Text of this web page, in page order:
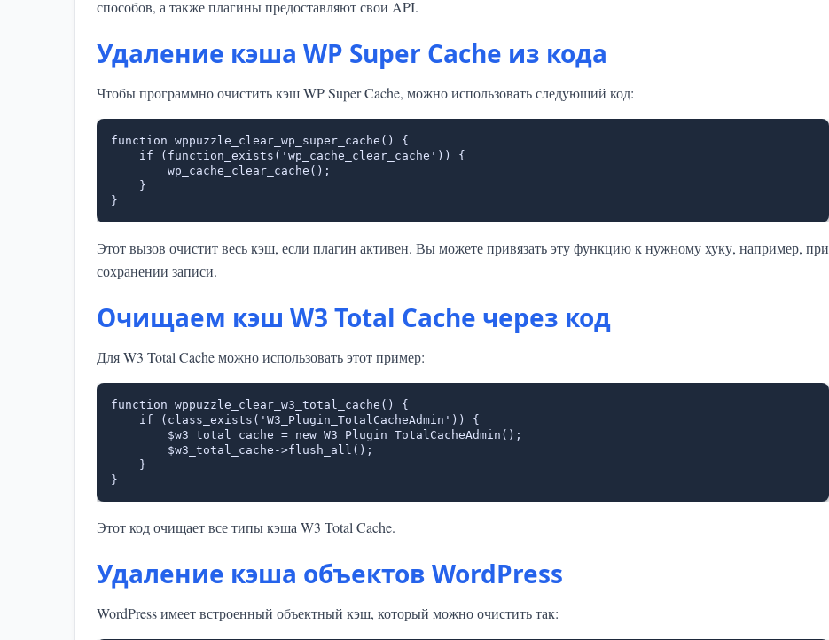
способов, а также плагины предоставляют свои API.
Удаление кэша WP Super Cache из кода
Чтобы программно очистить кэш WP Super Cache, можно использовать следующий код:
function wppuzzle_clear_wp_super_cache() {
}
Этот вызов очистит весь кэш, если плагин активен. Вы можете привязать эту функцию к нужному хуку, например, при
сохранении записи.
Очищаем кэш W3 Total Cache через код
Для W3 Total Cache можно использовать этот пример:
function wppuzzle_clear_w3_total_cache() {
}
Этот код очищает все типы кэша W3 Total Cache.
Удаление кэша объектов WordPress
WordPress имеет встроенный объектный кэш, который можно очистить так: